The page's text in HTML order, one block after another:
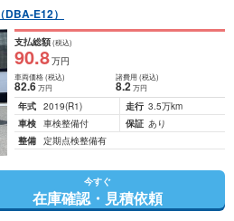
（DBA-E12）
支払総額(税込)
90.8万円
車両価格(税込)
82.6万円
諸費用 (税込)
8.2 万円
年式 2019(R1) 走行 3.5万km
車検 車検整備付 保証 あり
整備 定期点検整備有
今すぐ
在庫確認・見積依頼